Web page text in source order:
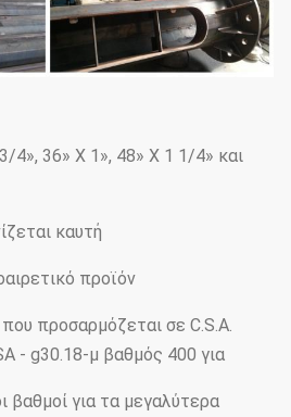
4», 36» Χ 1», 48» Χ 1 1/4» και
καυτή
προϊόν
προσαρμόζεται σε C.S.A.
- g30.18-μ βαθμός 400 για
βαθμοί για τα μεγαλύτερα